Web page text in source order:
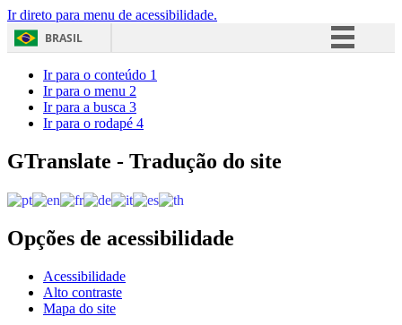
Ir direto para menu de acessibilidade.
BRASIL
Acesso à informação
Ir para o conteúdo 1
Ir para o menu 2
Ir para a busca 3
Ir para o rodapé 4
GTranslate - Tradução do site
Opções de acessibilidade
Acessibilidade
Alto contraste
Mapa do site